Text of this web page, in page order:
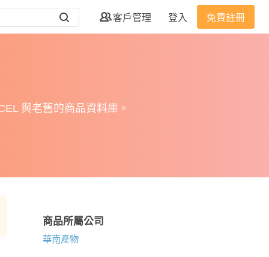
客戶管理 登入 免費註冊
與老舊的商品資料庫。
商品所屬公司
華南產物